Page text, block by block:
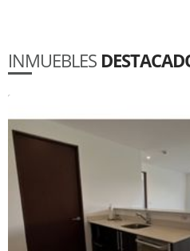
INMUEBLES